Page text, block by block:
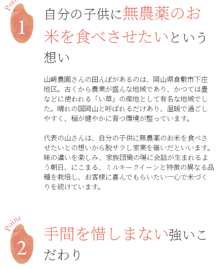
自分の子供に無農薬のお
米を食べさせたい という
想い
山﨑農園さんの田んぼがあるのは、岡山県倉敷市下庄
地区。古くから農業が盛んな地域であり、かつては畳
などに使われる「い草」の産地として有名な地域でし
た。晴れの国岡山と呼ばれるだけあり、温暖で過ごし
やすく、稲が健やかに育つ環境が整っています。
代表の山さんは、自分の子供に無農薬のお米を食べさ
せたいとの想いから脱サラし家業を継いだといいます。
味の違いを楽しみ、家族団欒の場に会話が生まれるよ
う朝日、にこまる、ミルキークイーンと特徴の異なる品
種を栽培し、お客様に喜んでもらいたい一心で米づく
りを続けています。
手間を惜しまない強いこ
だわり